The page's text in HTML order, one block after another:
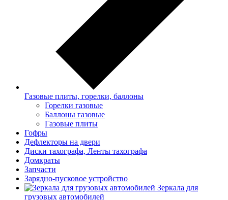
Газовые плиты, горелки, баллоны
Горелки газовые
Баллоны газовые
Газовые плиты
Гофры
Дефлекторы на двери
Диски тахографа, Ленты тахографа
Домкраты
Запчасти
Зарядно-пусковое устройство
Зеркала для
грузовых автомобилей